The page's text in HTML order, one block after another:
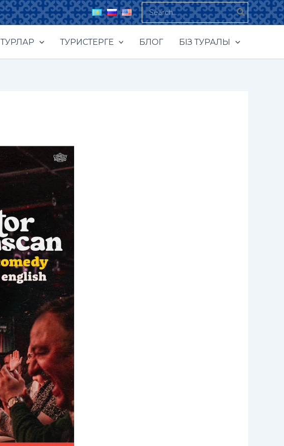
Search
for:
ТУРЛАР ТУРИСТЕРГЕ БЛОГ БІЗ ТУРАЛЫ